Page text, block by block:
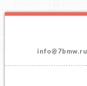
info@7bmw.ru